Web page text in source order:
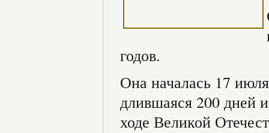
годов.
Она началась 17
длившаяся 200 дней
ходе Великой